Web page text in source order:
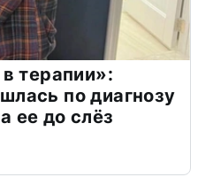
терапии»:
по диагнозу
ее до слёз